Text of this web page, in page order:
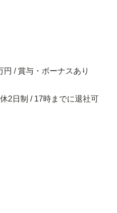
円 / 賞与・ボーナスあり
2日制 / 17時までに退社可